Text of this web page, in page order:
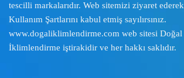
tescilli markalarıdır. Web sitemizi ziyaret ederek
Kullanım Şartlarını kabul etmiş sayılırsınız.
www.dogaliklimlendirme.com web sitesi Doğal
İklimlendirme iştirakidir ve her hakkı saklıdır.